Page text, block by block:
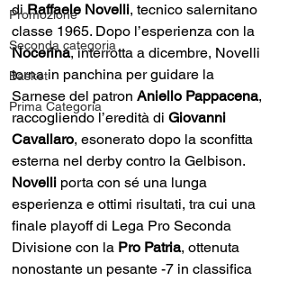
Promozione
Seconda categoria
Basket
Prima Categoria
di Raffaele Novelli, tecnico salernitano
classe 1965. Dopo l’esperienza con la
Nocerina, interrotta a dicembre, Novelli
torna in panchina per guidare la
Sarnese del patron Aniello Pappacena,
raccogliendo l’eredità di Giovanni
Cavallaro, esonerato dopo la sconfitta
esterna nel derby contro la Gelbison.
Novelli porta con sé una lunga
esperienza e ottimi risultati, tra cui una
finale playoff di Lega Pro Seconda
Divisione con la Pro Patria, ottenuta
nonostante un pesante -7 in classifica